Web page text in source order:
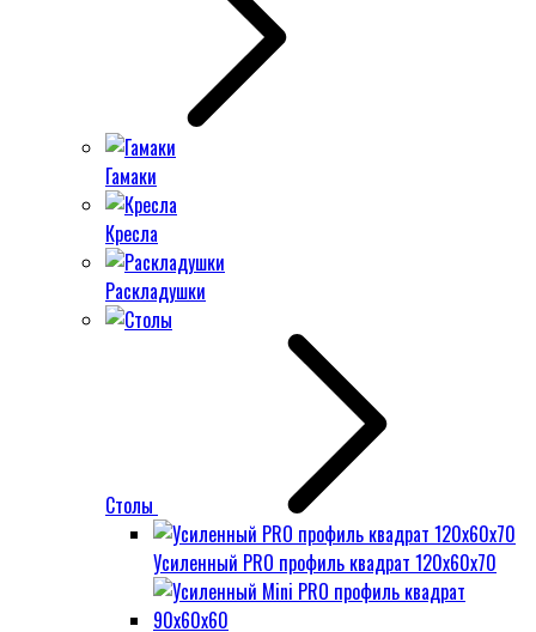
Гамаки
Кресла
Раскладушки
Столы
Усиленный PRO профиль квадрат 120х60х70